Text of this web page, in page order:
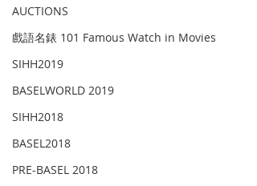
AUCTIONS
戲語名錶 101 Famous Watch in Movies
SIHH2019
BASELWORLD 2019
SIHH2018
BASEL2018
PRE-BASEL 2018